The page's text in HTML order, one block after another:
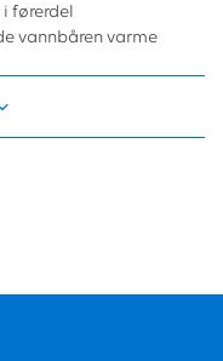
i førerdel
vannbåren varme